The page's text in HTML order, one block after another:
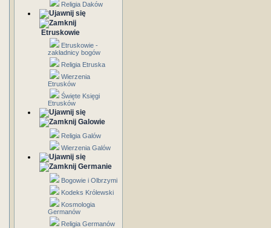
Religia Daków
Etruskowie
Etruskowie -
zakładnicy bogów
Religia Etruska
Wierzenia
Etrusków
Święte Księgi
Etrusków
Galowie
Religia Galów
Wierzenia Galów
Germanie
Bogowie i Olbrzymi
Kodeks Królewski
Kosmologia
Germanów
Religia Germanów